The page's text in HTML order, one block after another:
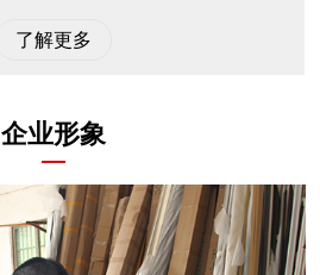
了解更多
企业形象